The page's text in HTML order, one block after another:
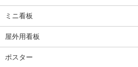
ミニ看板
屋外用看板
ポスター